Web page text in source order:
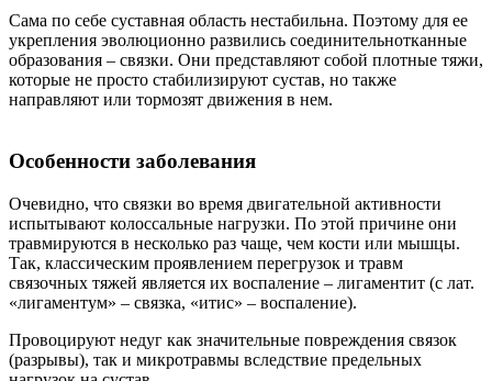
Сама по себе суставная область нестабильна. Поэтому для ее
укрепления эволюционно развились соединительнотканные
образования – связки. Они представляют собой плотные тяжи,
которые не просто стабилизируют сустав, но также
направляют или тормозят движения в нем.
Особенности заболевания
Очевидно, что связки во время двигательной активности
испытывают колоссальные нагрузки. По этой причине они
травмируются в несколько раз чаще, чем кости или мышцы.
Так, классическим проявлением перегрузок и травм
связочных тяжей является их воспаление – лигаментит (с лат.
«лигаментум» – связка, «итис» – воспаление).
Провоцируют недуг как значительные повреждения связок
(разрывы), так и микротравмы вследствие предельных